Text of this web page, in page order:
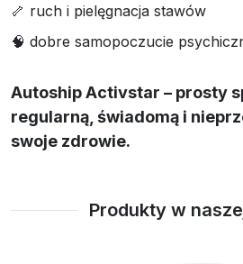
🦴 ruch i pielęgnacja stawów
🧠 dobre samopoczucie
Autoship Activstar – prosty
regularną, świadomą i
swoje zdrowie.
Produkty w